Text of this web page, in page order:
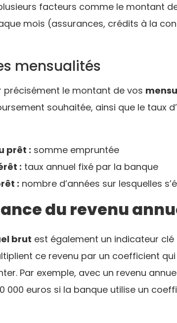
facteurs comme le montant de
mois (assurances, crédits à la
mensualités
précisément le montant de vos
souhaitée, ainsi que le taux
prêt : somme empruntée
: taux annuel fixé par la banque
: nombre d’années sur lesquelles
du revenu
brut est également un indicateur
ce revenu par un coefficient
Par exemple, avec un revenu
000 euros si la banque utilise un